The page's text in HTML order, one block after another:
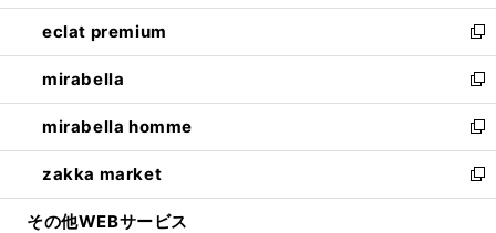
開
く
ウ
で
開
く
ン
ド
ウ
で
開
く
ウ
ィ
ン
ド
ウ
で
開
く
し
い
ウ
ィ
ン
ド
ウ
で
開
eclat premium
新
し
い
ウ
ィ
ン
ド
ウ
mirabella
新
し
い
ウ
ィ
ン
mirabella homme
新
し
い
ウ
zakka market
新
し
その他WEBサービス